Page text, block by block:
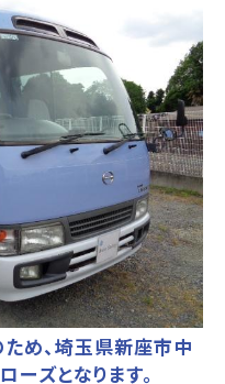
め、埼玉県新座市中
ズとなります。